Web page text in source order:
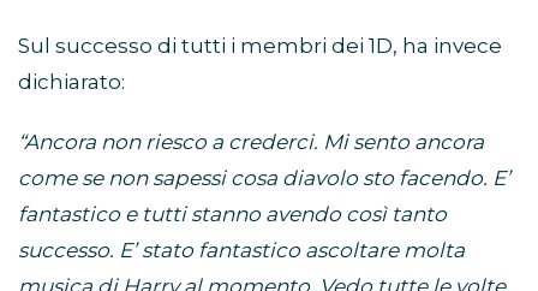
Sul successo di tutti i membri dei 1D, ha invece
dichiarato:
“Ancora non riesco a crederci. Mi sento ancora
come se non sapessi cosa diavolo sto facendo. E’
fantastico e tutti stanno avendo così tanto
successo. E’ stato fantastico ascoltare molta